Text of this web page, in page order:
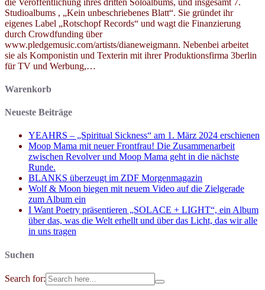
Studioalbums , „Kein unbeschriebenes Blatt“. Sie gründet ihr
eigenes Label „Rotschopf Records“ und wagt die Finanzierung
durch Crowdfunding über
www.pledgemusic.com/artists/dianeweigmann. Nebenbei arbeitet
sie als Komponistin und Texterin mit ihrer Produktionsfirma 3berlin
für TV und Werbung,…
Warenkorb
Neueste Beiträge
YEAHRS – „Spiritual Sickness“ am 1. März 2024 erschienen
Moop Mama mit neuer Frontfrau! Die Zusammenarbeit
zwischen Revolver und Moop Mama geht in die nächste
Runde.
BLANKS überzeugt im ZDF Morgenmagazin
Wolf & Moon biegen mit neuem Video auf die Zielgerade
zum Album ein
I Want Poetry präsentieren „SOLACE + LIGHT“, ein Album
über das, was die Welt erhellt und über das Licht, das wir alle
in uns tragen
Suchen
Search for: